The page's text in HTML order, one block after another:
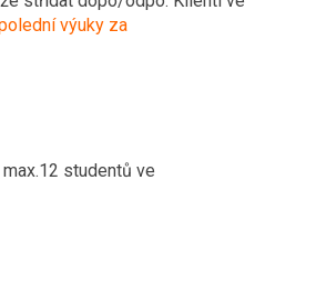
výuky za
studentů ve